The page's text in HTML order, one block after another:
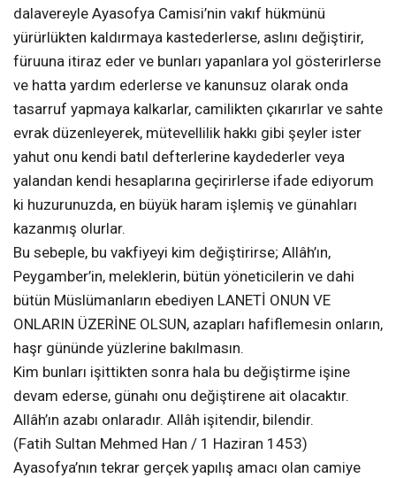
dalavereyle Ayasofya Camisi’nin vakıf hükmünü
yürürlükten kaldırmaya kastederlerse, aslını değiştirir,
füruuna itiraz eder ve bunları yapanlara yol gösterirlerse
ve hatta yardım ederlerse ve kanunsuz olarak onda
tasarruf yapmaya kalkarlar, camilikten çıkarırlar ve sahte
evrak düzenleyerek, mütevellilik hakkı gibi şeyler ister
yahut onu kendi batıl defterlerine kaydederler veya
yalandan kendi hesaplarına geçirirlerse ifade ediyorum
ki huzurunuzda, en büyük haram işlemiş ve günahları
kazanmış olurlar.
Bu sebeple, bu vakfiyeyi kim değiştirirse; Allâh’ın,
Peygamber’in, meleklerin, bütün yöneticilerin ve dahi
bütün Müslümanların ebediyen LANETİ ONUN VE
ONLARIN ÜZERİNE OLSUN, azapları hafiflemesin onların,
haşr gününde yüzlerine bakılmasın.
Kim bunları işittikten sonra hala bu değiştirme işine
devam ederse, günahı onu değiştirene ait olacaktır.
Allâh’ın azabı onlaradır. Allâh işitendir, bilendir.
(Fatih Sultan Mehmed Han / 1 Haziran 1453)
Ayasofya’nın tekrar gerçek yapılış amacı olan camiye